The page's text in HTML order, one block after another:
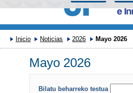
Inicio Noticias 2026 Mayo 2026
Mayo 2026
Bilatu beharreko testua